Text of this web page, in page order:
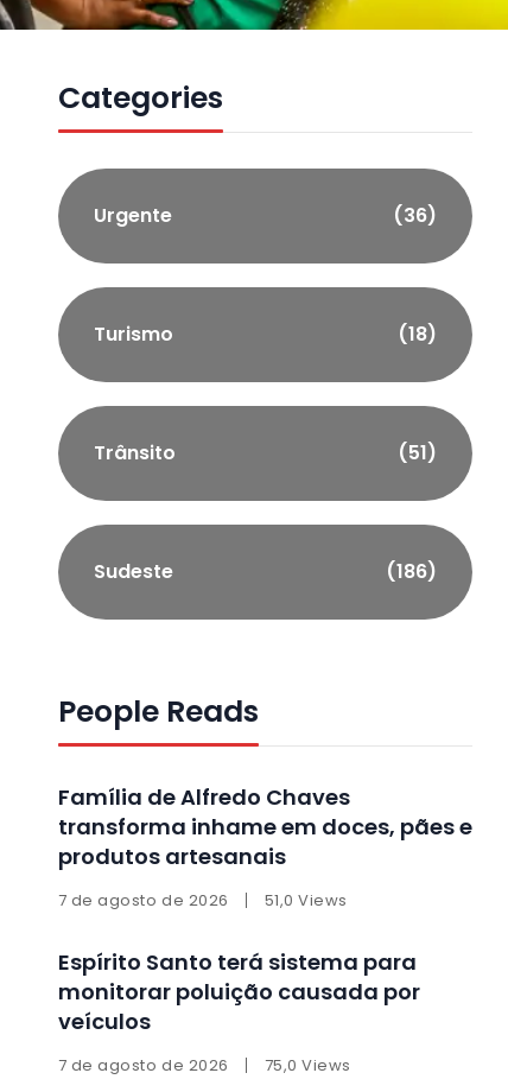
Categories
Urgente (36)
Turismo (18)
Trânsito (51)
Sudeste (186)
People Reads
Família de Alfredo Chaves
transforma inhame em doces, pães e
produtos artesanais
7 de agosto de 2026 51,0 Views
Espírito Santo terá sistema para
monitorar poluição causada por
veículos
7 de agosto de 2026 75,0 Views